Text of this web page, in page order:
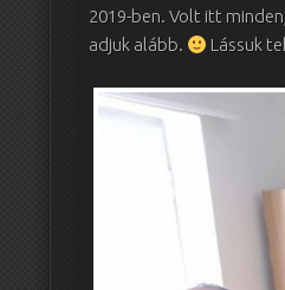
2019-ben. Volt itt
adjuk alább.
Lássuk